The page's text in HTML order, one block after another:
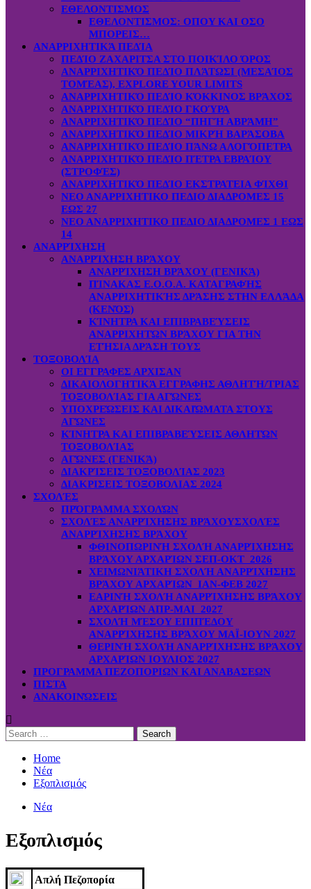
ΕΘΕΛΟΝΤΙΣΜΟΣ
ΕΘΕΛΟΝΤΙΣΜΟΣ: OΠOY KAI ΟΣΟ
ΜΠΟΡΕΙΣ…
ΑΝΑΡΡΙΧΗΤΙΚΆ ΠΕΔΊΑ
ΠΕΔΊΟ ΖΑΧΑΡΙΤΣΑ ΣΤΟ ΠΟΙΚΊΛΟ ΌΡΟΣ
ΑΝΑΡΡΙΧΗΤΙΚΌ ΠΕΔΊΟ ΠΛΆΤΩΣΙ (ΜΕΣΑΊΟΣ
ΤΟΜΈΑΣ), EXPLORE YOUR LIMITS
ΑΝΑΡΡΙΧΗΤΙΚΌ ΠΕΔΊΟ ΚΌΚΚΙΝΟΣ ΒΡΆΧΟΣ
ΑΝΑΡΡΙΧΗΤΙΚΌ ΠΕΔΊΟ ΓΚΟΎΡΑ
ΑΝΑΡΡΙΧΗΤΙΚΌ ΠΕΔΊΟ “ΠΗΓΉ ΑΒΡΆΜΗ”
ΑΝΑΡΡΙΧΗΤΙΚΌ ΠΕΔΊΟ ΜΙΚΡΉ ΒΑΡΆΣΟΒΑ
ΑΝΑΡΡΙΧΗΤΙΚΌ ΠΕΔΊΟ ΠΆΝΩ ΑΛΟΓΌΠΕΤΡΑ
ΑΝΑΡΡΙΧΗΤΙΚΌ ΠΕΔΊΟ ΠΈΤΡΑ ΕΒΡΑΊΟΥ
(ΣΤΡΟΦΈΣ)
ΑΝΑΡΡΙΧΗΤΙΚΌ ΠΕΔΊΟ ΕΚΣΤΡΑΤΕΙΑ ΦΊΧΘΙ
ΝΕΟ ΑΝΑΡΡΙΧΗΤΙΚΟ ΠΕΔΙΟ ΔΙΑΔΡΟΜΕΣ 15
ΕΩΣ 27
ΝΕΟ ΑΝΑΡΡΙΧΗΤΙΚΟ ΠΕΔΙΟ ΔΙΑΔΡΟΜΕΣ 1 ΕΩΣ
14
ΑΝΑΡΡΊΧΗΣΗ
ΑΝΑΡΡΊΧΗΣΗ ΒΡΆΧΟΥ
ΑΝΑΡΡΊΧΗΣΗ ΒΡΆΧΟΥ (ΓΕΝΙΚΆ)
ΠΊΝΑΚΑΣ Ε.Ο.Ο.Α. ΚΑΤΑΓΡΑΦΉΣ
ΑΝΑΡΡΙΧΗΤΙΚΉΣ ΔΡΆΣΗΣ ΣΤΗΝ ΕΛΛΆΔΑ
(ΚΕΝΌΣ)
ΚΊΝΗΤΡΑ ΚΑΙ ΕΠΙΒΡΑΒΕΎΣΕΙΣ
ΑΝΑΡΡΙΧΗΤΏΝ ΒΡΆΧΟΥ ΓΙΑ ΤΗΝ
ΕΤΉΣΙΑ ΔΡΆΣΗ ΤΟΥΣ
ΤΟΞΟΒΟΛΊΑ
ΟΙ ΕΓΓΡΑΦΕΣ ΑΡΧΙΣΑΝ
ΔΙΚΑΙΟΛΟΓΗΤΙΚΆ ΕΓΓΡΑΦΗΣ ΑΘΛΗΤΉ/ΤΡΙΑΣ
ΤΟΞΟΒΟΛΊΑΣ ΓΙΑ ΑΓΏΝΕΣ
ΥΠΟΧΡΕΏΣΕΙΣ ΚΑΙ ΔΙΚΑΙΏΜΑΤΑ ΣΤΟΥΣ
ΑΓΏΝΕΣ
ΚΊΝΗΤΡΑ ΚΑΙ ΕΠΙΒΡΑΒΕΎΣΕΙΣ ΑΘΛΗΤΏΝ
ΤΟΞΟΒΟΛΊΑΣ
ΑΓΏΝΕΣ (ΓΕΝΙΚΆ)
ΔΙΑΚΡΊΣΕΙΣ ΤΟΞΟΒΟΛΊΑΣ 2023
ΔΙΑΚΡΙΣΕΙΣ ΤΟΞΟΒΟΛΙΑΣ 2024
ΣΧΟΛΈΣ
ΠΡΌΓΡΑΜΜΑ ΣΧΟΛΏΝ
ΣΧΟΛΈΣ ΑΝΑΡΡΊΧΗΣΗΣ ΒΡΆΧΟΥΣΧΟΛΈΣ
ΑΝΑΡΡΊΧΗΣΗΣ ΒΡΆΧΟΥ
ΦΘΙΝΟΠΩΡΙΝΉ ΣΧΟΛΉ ΑΝΑΡΡΊΧΗΣΗΣ
ΒΡΆΧΟΥ ΑΡΧΑΡΊΩΝ ΣΕΠ-ΟΚΤ 2026
ΧΕΙΜΩΝΙΆΤΙΚΗ ΣΧΟΛΉ ΑΝΑΡΡΊΧΗΣΗΣ
ΒΡΆΧΟΥ ΑΡΧΑΡΊΩΝ ΙΑΝ-ΦΕΒ 2027
ΕΑΡΙΝΉ ΣΧΟΛΉ ΑΝΑΡΡΊΧΗΣΗΣ ΒΡΆΧΟΥ
ΑΡΧΑΡΊΩΝ ΑΠΡ-ΜΑΙ 2027
ΣΧΟΛΉ ΜΈΣΟΥ ΕΠΙΠΈΔΟΥ
ΑΝΑΡΡΊΧΗΣΗΣ ΒΡΆΧΟΥ ΜΑΪ-ΙΟΥΝ 2027
ΘΕΡΙΝΉ ΣΧΟΛΉ ΑΝΑΡΡΊΧΗΣΗΣ ΒΡΆΧΟΥ
ΑΡΧΑΡΊΩΝ ΙΟΥΛΙΟΣ 2027
ΠΡΟΓΡΑΜΜΑ ΠΕΖΟΠΟΡΙΩΝ ΚΑΙ ΑΝΑΒΑΣΕΩΝ
ΠΙΣΤΑ
ΑΝΑΚΟΙΝΏΣΕΙΣ
Search
for:
Home
Νέα
Εξοπλισμός
Νέα
Εξοπλισμός
Απλή Πεζοπορία